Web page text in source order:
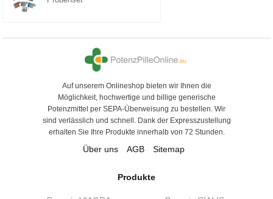
Auf unserem Onlineshop bieten wir Ihnen die
Möglichkeit, hochwertige und billige generische
Potenzmittel per SEPA-Überweisung zu bestellen. Wir
sind verlässlich und schnell. Dank der Expresszustellung
erhalten Sie Ihre Produkte innerhalb von 72 Stunden.
Über uns AGB Sitemap
Produkte